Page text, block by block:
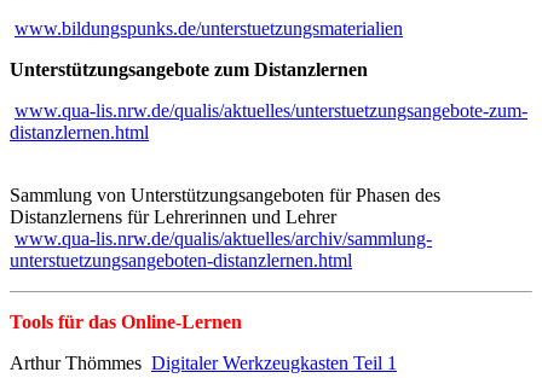
www.bildungspunks.de/unterstuetzungsmaterialien
Unterstützungsangebote zum Distanzlernen
www.qua-lis.nrw.de/qualis/aktuelles/unterstuetzungsangebote-zum-
distanzlernen.html
Sammlung von Unterstützungsangeboten für Phasen des
Distanzlernens für Lehrerinnen und Lehrer
www.qua-lis.nrw.de/qualis/aktuelles/archiv/sammlung-
unterstuetzungsangeboten-distanzlernen.html
Tools für das Online-Lernen
Arthur Thömmes Digitaler Werkzeugkasten Teil 1